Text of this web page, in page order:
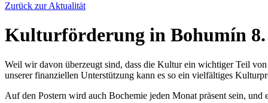
Zurück zur Aktualität
Kulturförderung in Bohumín
Weil wir davon überzeugt sind, dass die Kultur ein wichtiger Teil
unserer finanziellen Unterstützung kann es so ein vielfältiges
Auf den Postern wird auch Bochemie jeden Monat präsent sein, und